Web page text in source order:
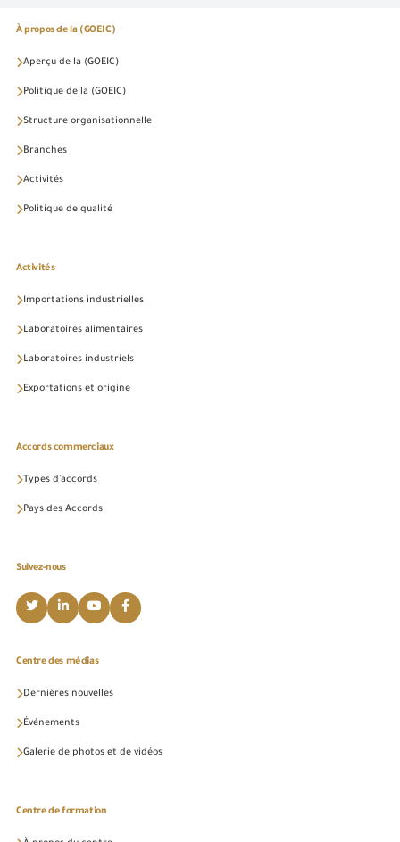
À propos de la (GOEIC)
Aperçu de la (GOEIC)
Politique de la (GOEIC)
Structure organisationnelle
Branches
Activités
Politique de qualité
Activités
Importations industrielles
Laboratoires alimentaires
Laboratoires industriels
Exportations et origine
Accords commerciaux
Types d'accords
Pays des Accords
Suivez-nous
Centre des médias
Dernières nouvelles
Événements
Galerie de photos et de vidéos
Centre de formation